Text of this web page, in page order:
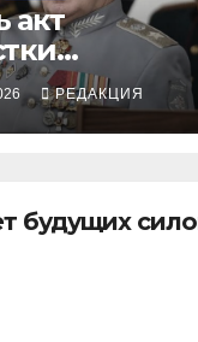
акт
круга
—
Руслан
РЕДАКЦИЯ
будущих